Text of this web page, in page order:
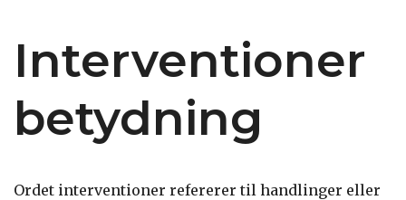
Interventioner
betydning
Ordet interventioner refererer til handlinger eller